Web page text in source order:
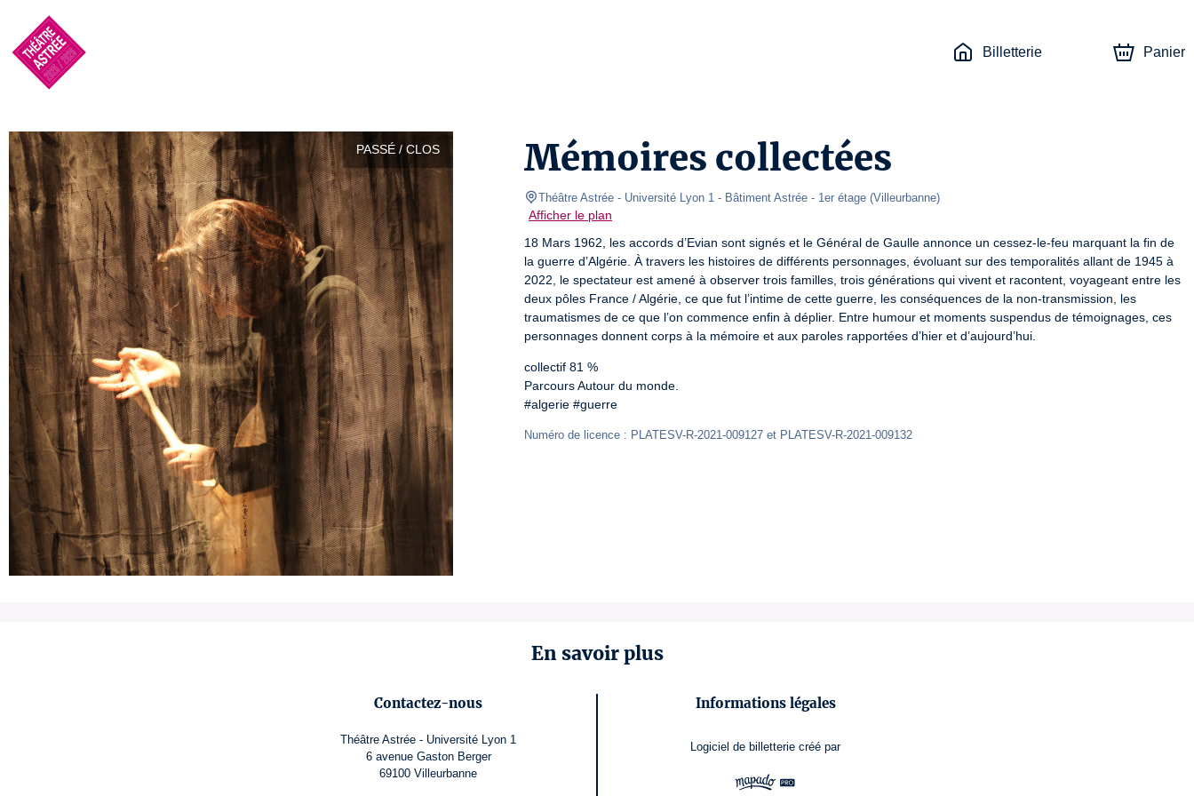
Billetterie Panier
PASSÉ / CLOS Mémoires collectées
Théâtre Astrée - Université Lyon 1 - Bâtiment Astrée - 1er étage (Villeurbanne)
Afficher le plan
18 Mars 1962, les accords d’Evian sont signés et le Général de Gaulle annonce un cessez-le-feu marquant la fin de
la guerre d’Algérie. À travers les histoires de différents personnages, évoluant sur des temporalités allant de 1945 à
2022, le spectateur est amené à observer trois familles, trois générations qui vivent et racontent, voyageant entre les
deux pôles France / Algérie, ce que fut l’intime de cette guerre, les conséquences de la non-transmission, les
traumatismes de ce que l’on commence enfin à déplier. Entre humour et moments suspendus de témoignages, ces
personnages donnent corps à la mémoire et aux paroles rapportées d’hier et d’aujourd’hui.
collectif 81 %
Parcours Autour du monde.
#algerie #guerre
Numéro de licence : PLATESV-R-2021-009127 et PLATESV-R-2021-009132
En savoir plus
Contactez-nous
Théâtre Astrée - Université Lyon 1
6 avenue Gaston Berger
69100 Villeurbanne
Informations légales
Logiciel de billetterie créé par